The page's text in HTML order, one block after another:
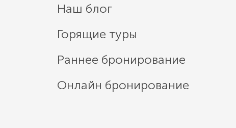
Наш блог
Горящие туры
Раннее бронирование
Онлайн бронирование